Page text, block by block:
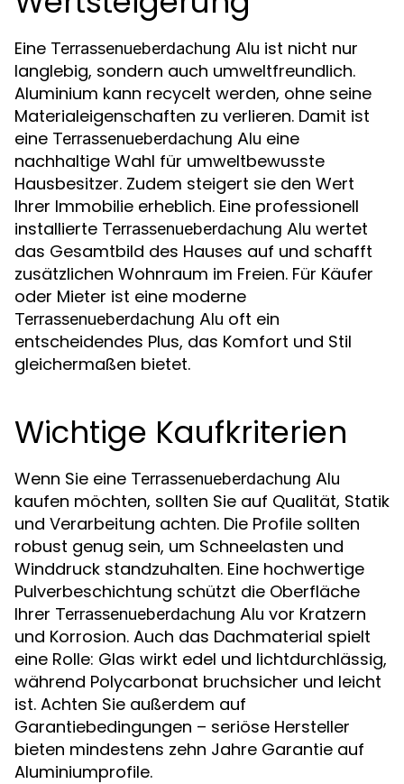
Eine Terrassenueberdachung Alu ist nicht nur
langlebig, sondern auch umweltfreundlich.
Aluminium kann recycelt werden, ohne seine
Materialeigenschaften zu verlieren. Damit ist
eine Terrassenueberdachung Alu eine
nachhaltige Wahl für umweltbewusste
Hausbesitzer. Zudem steigert sie den Wert
Ihrer Immobilie erheblich. Eine professionell
installierte Terrassenueberdachung Alu wertet
das Gesamtbild des Hauses auf und schafft
zusätzlichen Wohnraum im Freien. Für Käufer
oder Mieter ist eine moderne
Terrassenueberdachung Alu oft ein
entscheidendes Plus, das Komfort und Stil
gleichermaßen bietet.
Wichtige Kaufkriterien
Wenn Sie eine Terrassenueberdachung Alu
kaufen möchten, sollten Sie auf Qualität, Statik
und Verarbeitung achten. Die Profile sollten
robust genug sein, um Schneelasten und
Winddruck standzuhalten. Eine hochwertige
Pulverbeschichtung schützt die Oberfläche
Ihrer Terrassenueberdachung Alu vor Kratzern
und Korrosion. Auch das Dachmaterial spielt
eine Rolle: Glas wirkt edel und lichtdurchlässig,
während Polycarbonat bruchsicher und leicht
ist. Achten Sie außerdem auf
Garantiebedingungen – seriöse Hersteller
bieten mindestens zehn Jahre Garantie auf
Aluminiumprofile.